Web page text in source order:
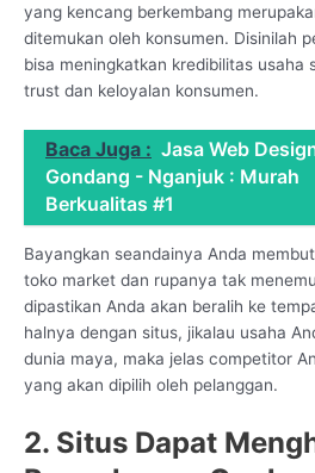
yang kencang berkembang
ditemukan oleh konsumen. Disinilah
bisa meningkatkan kredibilitas usaha
trust dan keloyalan konsumen.
Baca Juga : Jasa Web
Gondang - Nganjuk : Murah
Berkualitas #1
Bayangkan seandainya Anda
toko market dan rupanya tak
dipastikan Anda akan beralih ke
halnya dengan situs, jikalau usaha
dunia maya, maka jelas competitor
yang akan dipilih oleh pelanggan.
2. Situs Dapat